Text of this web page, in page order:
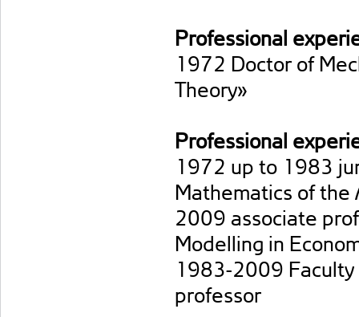
Professional
1972 Doctor of
Theory»
Professional
1972 up to 1983
Mathematics of the
2009 assօciate
Modelling in
1983-2009 Faculty
professor